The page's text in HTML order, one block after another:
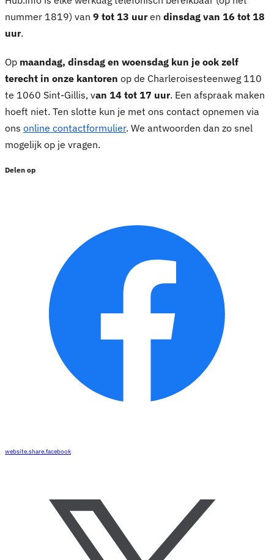
nummer 1819) van 9 tot 13 uuren dinsdag van 16 tot 18
uur.
Op maandag, dinsdag en woensdag kun je ook zelf
terecht in onze kantoren op de Charleroisesteenweg 110
te 1060 Sint-Gillis, van 14 tot 17 uur. Een afspraak maken
hoeft niet. Ten slotte kun je met ons contact opnemen via
ons online contactformulier. We antwoorden dan zo snel
mogelijk op je vragen.
Delen op
website.share.facebook